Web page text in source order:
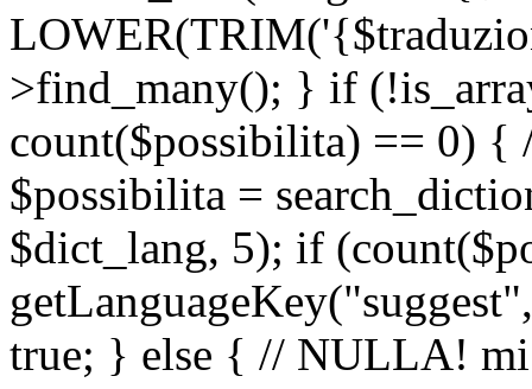
>find_many(); } if
count($possibilita) == 0) {
$possibilita =
$dict_lang, 5); if
true; } else { // NULLA! mi